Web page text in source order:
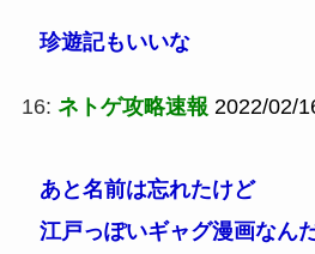
珍遊記もいいな
16: ネトゲ攻略速報 2022/02/
あと名前は忘れたけど
江戸っぽいギャグ漫画なん